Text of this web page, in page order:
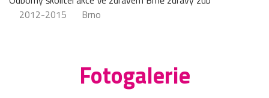
2012-2015
Brno
Fotogalerie